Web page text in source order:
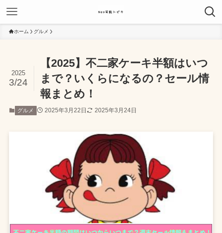
ホーム グルメ
【2025】不二家ケーキ半額はいつ
まで？いくらになるの？セール情
報まとめ！
2025
3/24
グルメ 2025年3月22日 2025年3月24日